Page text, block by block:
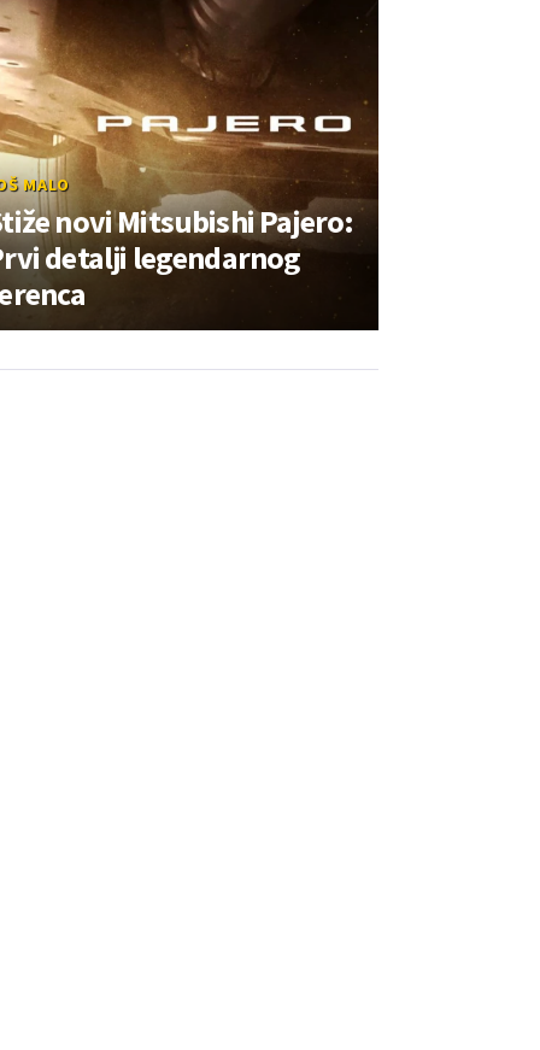
MALO
novi Mitsubishi Pajero:
detalji legendarnog